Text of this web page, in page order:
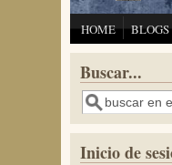
HOME BLOGS
Buscar...
Buscar
Inicio de